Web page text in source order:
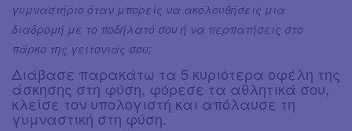
γυμναστήριο όταν μπορείς να ακολουθήσεις μια
διαδρομή με το ποδήλατό σου ή να περπατήσεις στο
πάρκο της γειτονιάς σου;
Διάβασε παρακάτω τα 5 κυριότερα οφέλη της
άσκησης στη φύση, φόρεσε τα αθλητικά σου,
κλείσε τον υπολογιστή και απόλαυσε τη
γυμναστική στη φύση.